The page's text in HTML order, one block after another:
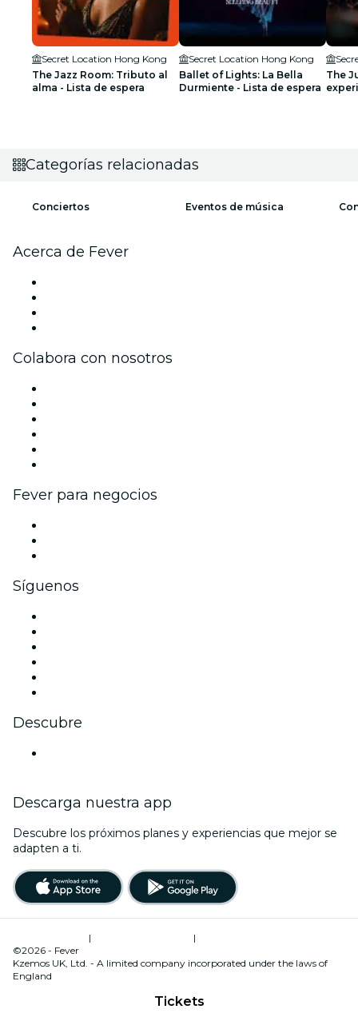
Tickets
Secret Location Hong Kong
The Jazz Room: Tributo al
alma - Lista de espera
Secret Location Hong Kong
Ballet of Lights: La Bella
Durmiente - Lista de espera
The
Categorías relacionadas
Conciertos Eventos de música
Acerca de Fever
Colabora con nosotros
Fever para negocios
Síguenos
Descubre
Descarga nuestra app
Descubre los próximos planes y experiencias que mejor se
adapten a ti.
| |
©2026 - Fever
Kzemos UK, Ltd. - A limited company incorporated under the laws of
England